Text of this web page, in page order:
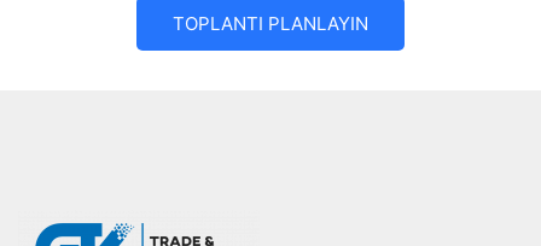
TOPLANTI PLANLAYIN